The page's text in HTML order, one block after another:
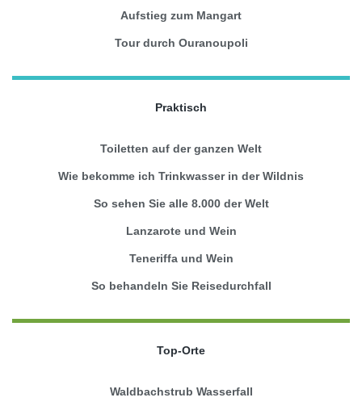
Aufstieg zum Mangart
Tour durch Ouranoupoli
Praktisch
Toiletten auf der ganzen Welt
Wie bekomme ich Trinkwasser in der Wildnis
So sehen Sie alle 8.000 der Welt
Lanzarote und Wein
Teneriffa und Wein
So behandeln Sie Reisedurchfall
Top-Orte
Waldbachstrub Wasserfall